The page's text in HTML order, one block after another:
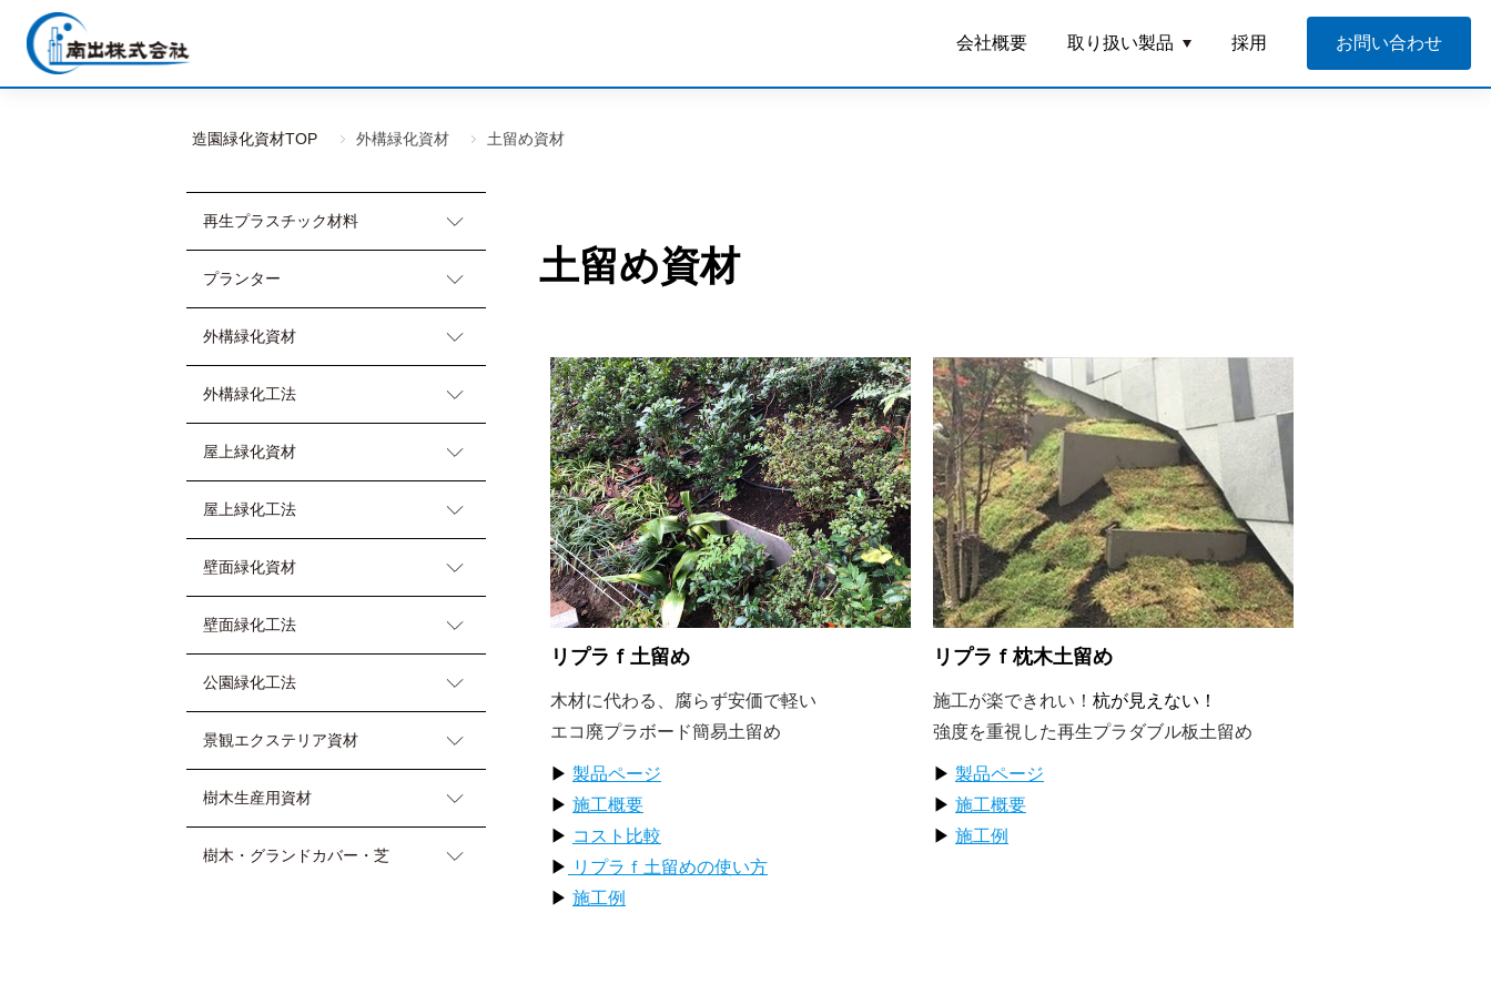
会社概要 取り扱い製品 採用 お問い合わせ
造園緑化資材TOP 外構緑化資材 土留め資材
土留め資材
リプラｆ土留め
木材に代わる、腐らず安価で軽い
エコ廃プラボード簡易土留め
▶ 製品ページ
▶ 施工概要
▶ コスト比較
▶ リプラｆ土留めの使い方
▶ 施工例
リプラｆ枕木土留め
施工が楽できれい！ 杭が見えない！
強度を重視した再生プラダブル板土留め
▶ 製品ページ
▶ 施工概要
▶ 施工例
再生プラスチック材料
プランター
外構緑化資材
外構緑化工法
屋上緑化資材
屋上緑化工法
壁面緑化資材
壁面緑化工法
公園緑化工法
景観エクステリア資材
樹木生産用資材
樹木・グランドカバー・芝